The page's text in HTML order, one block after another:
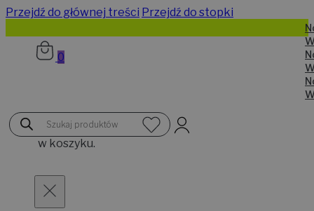
Przejdź do głównej treści Przejdź do stopki
Wyszukiwarka
produktów
0
Brak
produktów
w koszyku.